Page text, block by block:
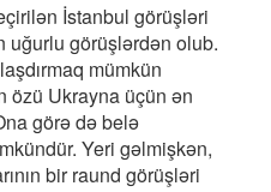
İstanbul görüşləri
uğurlu görüşlərdən olub.
mümkün
özü Ukrayna üçün ən
görə də belə
Yeri gəlmişkən,
bir raund görüşləri